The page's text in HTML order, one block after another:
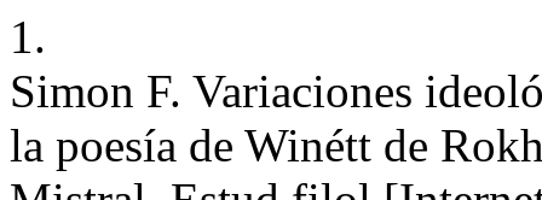
1.
Simon F. Variaciones
la poesía de Winétt de